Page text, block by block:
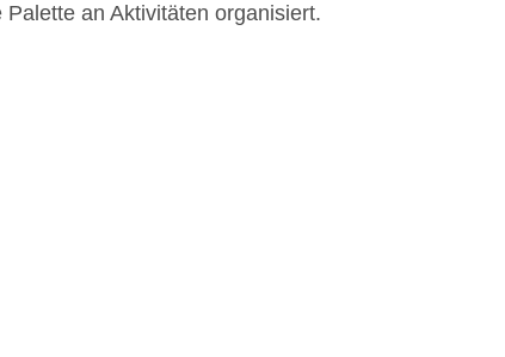
an Aktivitäten organisiert.